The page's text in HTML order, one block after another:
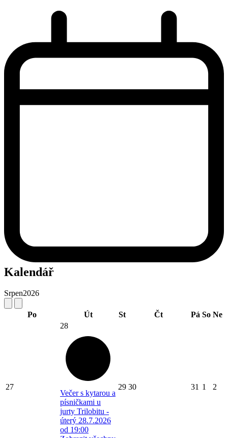
Kalendář
Srpen2026
Po Út St Čt Pá So Ne
27
28
Večer s kytarou a
písničkami u
jurty Trilobitu -
úterý 28.7.2026
od 19:00
29 30 31 1 2